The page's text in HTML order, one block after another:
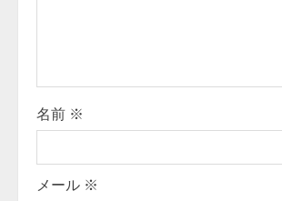
i
o
n
名前 ※
メール ※